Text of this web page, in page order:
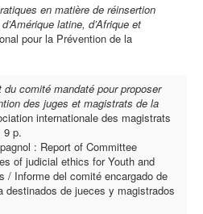
en matière de réinsertion
latine, d’Afrique et
pour la Prévention de la
du comité mandaté pour proposer
des juges et magistrats de la
internationale des magistrats
9 p.
: Report of Committee
of judicial ethics for Youth and
/ Informe del comité encargado de
destinados de jueces y magistrados